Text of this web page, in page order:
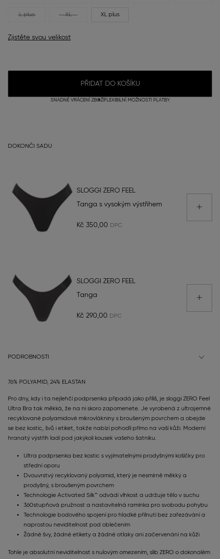
L plus XL XL plus
Zjistěte svou velikost
PŘIDAT DO KOŠÍKU
SNADNÉ VRÁCENÍ ZBOŽÍ FLEXIBILNÍ MOŽNOSTI PLATBY
DOKONČI SADU
SLOGGI ZERO FEEL
Tanga s vysokým výstřihem
Kč 350,00
SLOGGI ZERO FEEL
Tanga
Kč 290,00
PODROBNOSTI
76% POLYAMID, 24% ELASTAN
Pro dny, kdy i ta nejlehčí podprsenka připadá jako příliš, je sloggi ZERO Feel
Ultra Bra tak měkká, že na ni skoro zapomenete. Je vyrobená z ultrajemné
recyklované polyamidové mikrovlákniny s broušeným povrchem a obejde
se bez kostic, švů i etiket, takže nabízí pohodlí přímo na vaší kůži. Moderní
hranatý výstřih ladí pod jakýkoli kousek vašeho šatníku.
Ultra podprsenka bez kostic s vyjímatelnými prodyšnými košíčky pro
střední oporu
Dvouvrstvý recyklovaný polyamid, který je nesmírně měkký a
prodyšný, s broušeným povrchem
Technologie Activated Silk™ odvádí vlhkost a udržuje tělo v suchu
360stupňová pružnost a nastavitelná ramínka pro svobodu pohybu
Technologie bodového spojení pro hladké přilnutí bez zařezávání a
naprostou neviditelnost pod oblečením
Žádné švy, žádné etikety a žádné otlaky ani začervenání na kůži
Tohle je absolutní neviditelnost s nulovým omezením, slib ZERO o dokonalém